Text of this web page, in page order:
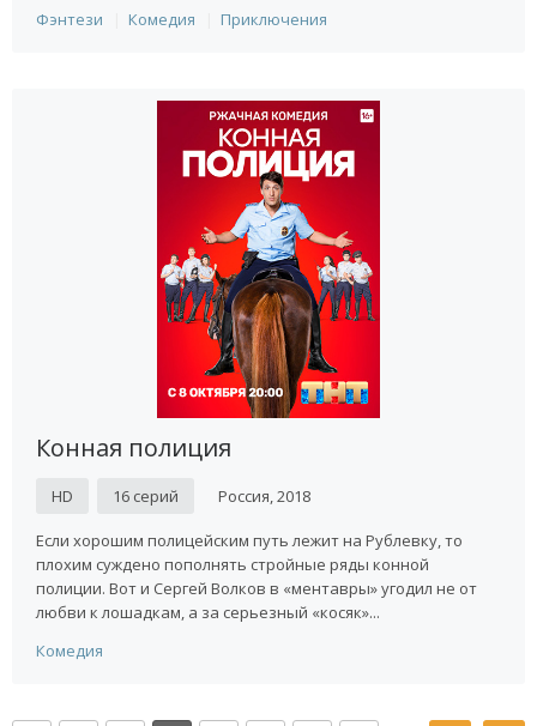
Фэнтези
Комедия Приключения
Конная полиция
HD 16 серий Россия, 2018
Если хорошим полицейским путь лежит на Рублевку, то
плохим суждено пополнять стройные ряды конной
полиции. Вот и Сергей Волков в «ментавры» угодил не от
любви к лошадкам, а за серьезный «косяк»...
Комедия